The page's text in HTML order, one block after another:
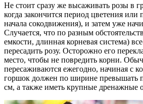
Не стоит сразу же высаживать розы в
когда закончится период цветения или
начала сокодвижения), и затем уже
Случается, что по разным
емкости, длинная корневая система)
пересадить розу. Осторожно его
место, чтобы не повредить корни.
пересаживаются ежегодно, начиная с
горшок должен по ширине превышать
см, а также иметь крупные дренажные